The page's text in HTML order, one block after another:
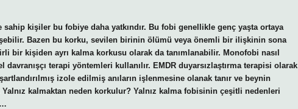
kişiler bu fobiye daha yatkındır. Bu fobi genellikle genç yaşta ortaya
Bazen bu korku, sevilen birinin ölümü veya önemli bir ilişkinin sona
bir kişiden ayrı kalma korkusu olarak da tanımlanabilir. Monofobi nasıl
terapi yöntemleri kullanılır. EMDR duyarsızlaştırma terapisi olarak
izole edilmiş anıların işlenmesine olanak tanır ve beynin
Yalnız kalmaktan neden korkulur? Yalnız kalma fobisinin çeşitli nedenleri